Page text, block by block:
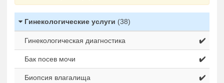
Гинекологические услуги (38)
Гинекологическая диагностика ✔️
Бак посев мочи ✔️
Биопсия влагалища ✔️